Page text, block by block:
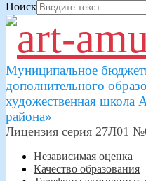
Поиск
Муниципальное
дополнительного
художественная школа
района»
Лицензия серия 27Л01
Независимая оценка
Качество образования